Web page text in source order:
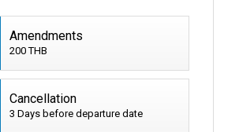
Amendments
200 THB
Cancellation
3 Days before departure date